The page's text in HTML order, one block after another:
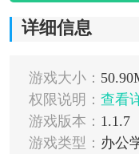
详细信息
游戏大小：
权限说明： 查看
游戏版本： 1.1.7
游戏类型： 办公